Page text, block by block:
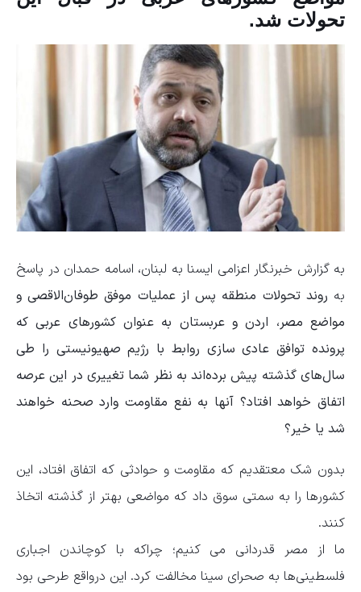
تحولات شد.
به گزارش خبرنگار اعزامی ایسنا به لبنان، اسامه حمدان در پاسخ
به روند تحولات منطقه پس از عملیات موفق طوفان‌الاقصی و
مواضع مصر، اردن و عربستان به عنوان کشورهای عربی که
پرونده توافق عادی سازی روابط با رژیم صهیونیستی را طی
سال‌های گذشته پیش برده‌اند به نظر شما تغییری در این عرصه
اتفاق خواهد افتاد؟ آنها به نفع مقاومت وارد صحنه خواهند
شد یا خیر؟
بدون شک معتقدیم که مقاومت و حوادثی که اتفاق افتاد، این
کشورها را به سمتی سوق داد که مواضعی بهتر از گذشته اتخاذ
کنند.
ما از مصر قدردانی می کنیم؛ چراکه با کوچاندن اجباری
فلسطینی‌ها به صحرای سینا مخالفت کرد. این درواقع طرحی بود